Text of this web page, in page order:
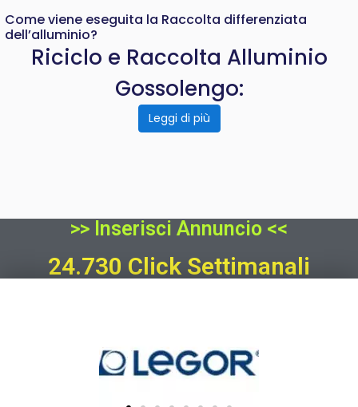
Come viene eseguita la Raccolta differenziata
dell’alluminio?
Riciclo e Raccolta Alluminio
Gossolengo:
Leggi di più
>> Inserisci Annuncio <<
24.730 Click Settimanali